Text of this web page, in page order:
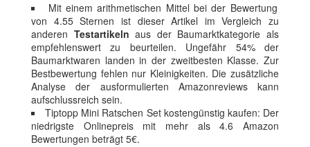
Mit einem arithmetischen Mittel bei der Bewertung
von 4.55 Sternen ist dieser Artikel im Vergleich zu
anderen Testartikeln aus der Baumarktkategorie als
empfehlenswert zu beurteilen. Ungefähr 54% der
Baumarktwaren landen in der zweitbesten Klasse. Zur
Bestbewertung fehlen nur Kleinigkeiten. Die zusätzliche
Analyse der ausformulierten Amazonreviews kann
aufschlussreich sein.
Tiptopp Mini Ratschen Set kostengünstig kaufen: Der
niedrigste Onlinepreis mit mehr als 4.6 Amazon
Bewertungen beträgt 5€.